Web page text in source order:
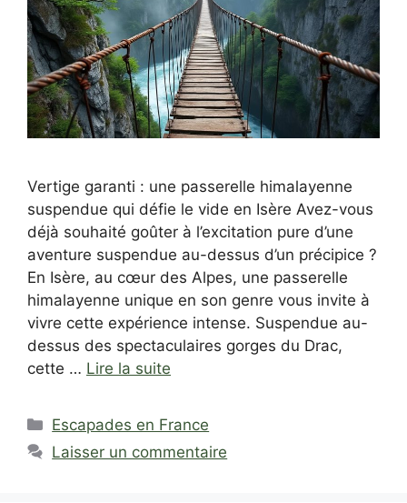
Vertige garanti : une passerelle himalayenne
suspendue qui défie le vide en Isère Avez-vous
déjà souhaité goûter à l’excitation pure d’une
aventure suspendue au-dessus d’un précipice ?
En Isère, au cœur des Alpes, une passerelle
himalayenne unique en son genre vous invite à
vivre cette expérience intense. Suspendue au-
dessus des spectaculaires gorges du Drac,
cette … Lire la suite
Catégories
Escapades en France
Laisser un commentaire